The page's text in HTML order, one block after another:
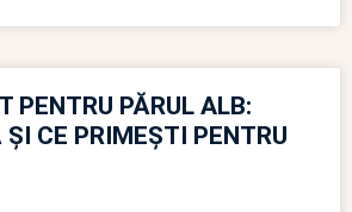
PENTRU PĂRUL ALB:
CE PRIMEȘTI PENTRU